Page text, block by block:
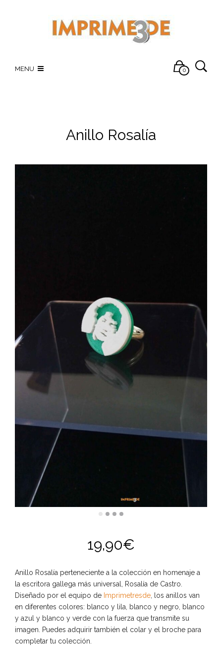
MENU 0
Anillo Rosalía
19,90€
Anillo Rosalía perteneciente a la colección en homenaje a
la escritora gallega más universal, Rosalía de Castro.
Diseñado por el equipo de Imprimetresde , los anillos van
en diferentes colores: blanco y lila, blanco y negro, blanco
y azul y blanco y verde con la fuerza que transmite su
imagen. Puedes adquirir también el colar y el broche para
completar tu colección.